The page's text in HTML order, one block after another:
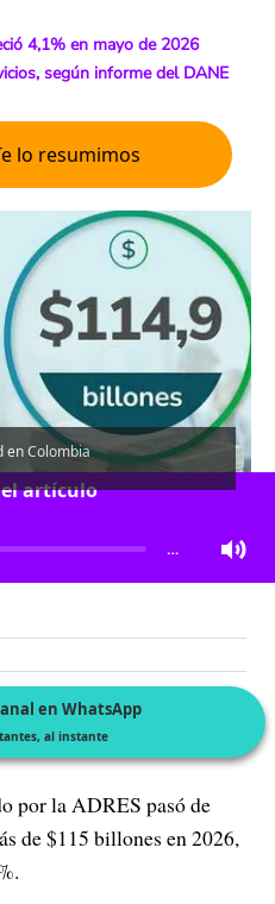
4,1% en mayo de 2026
según informe del DANE
lo resumimos
en Colombia
el artículo
…
en WhatsApp
al instante
por la ADRES pasó de
de $115 billones en 2026,